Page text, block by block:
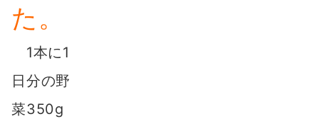
た。
1本に1
日分の野
菜350g